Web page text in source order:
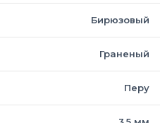
Бирюзовый
Граненый
Перу